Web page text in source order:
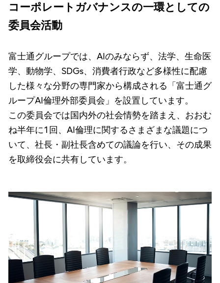
コーポレートガバナンスの一環としての
委員会活動
富士通グループでは、AIのみならず、法学、生命医
学、動物学、SDGs、消費者行政など多様性に配慮
した様々な分野の専門家から構成される「富士通グ
ループAI倫理外部委員会」を設置しています。
この委員会では国内外の社会情勢を踏まえ、おおむ
ね半年に1回、AI倫理に関するさまざまな議題につ
いて、社長・副社長含めての議論を行い、その成果
を取締役会に共有しています。